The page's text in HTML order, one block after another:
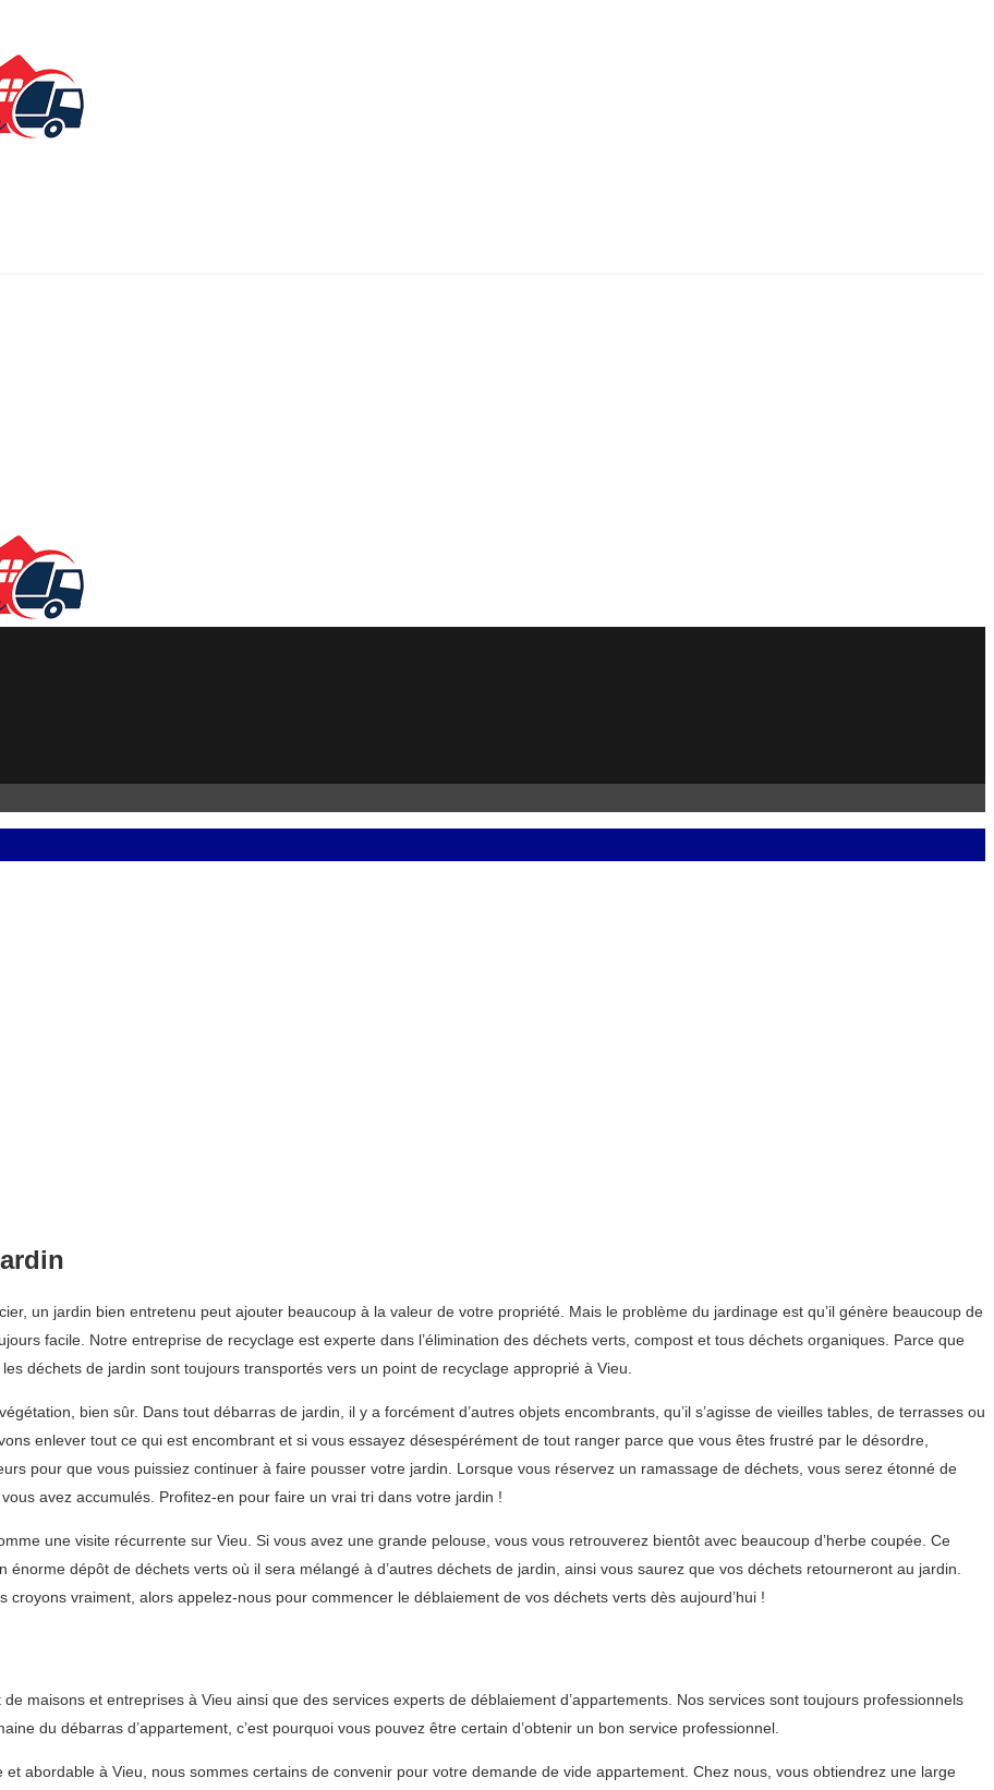
un jardin bien entretenu peut ajouter beaucoup à la valeur de votre propriété. Mais le problème du jardinage est qu’il génère beaucoup de
facile. Notre entreprise de recyclage est experte dans l’élimination des déchets verts, compost et tous déchets organiques. Parce que
déchets de jardin sont toujours transportés vers un point de recyclage approprié à Vieu.
bien sûr. Dans tout débarras de jardin, il y a forcément d’autres objets encombrants, qu’il s’agisse de vieilles tables, de terrasses ou
enlever tout ce qui est encombrant et si vous essayez désespérément de tout ranger parce que vous êtes frustré par le désordre,
pour que vous puissiez continuer à faire pousser votre jardin. Lorsque vous réservez un ramassage de déchets, vous serez étonné de
avez accumulés. Profitez-en pour faire un vrai tri dans votre jardin !
une visite récurrente sur Vieu. Si vous avez une grande pelouse, vous vous retrouverez bientôt avec beaucoup d’herbe coupée. Ce
énorme dépôt de déchets verts où il sera mélangé à d’autres déchets de jardin, ainsi vous saurez que vos déchets retourneront au jardin.
croyons vraiment, alors appelez-nous pour commencer le déblaiement de vos déchets verts dès aujourd’hui !
maisons et entreprises à Vieu ainsi que des services experts de déblaiement d’appartements. Nos services sont toujours professionnels
du débarras d’appartement, c’est pourquoi vous pouvez être certain d’obtenir un bon service professionnel.
abordable à Vieu, nous sommes certains de convenir pour votre demande de vide appartement. Chez nous, vous obtiendrez une large